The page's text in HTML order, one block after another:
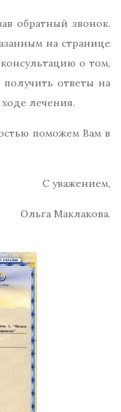
обратный звонок.
на странице
о том,
ответы на
лечения.
поможем Вам в
С уважением,
Ольга Маклакова.